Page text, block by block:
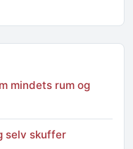
mindets rum og
selv skuffer